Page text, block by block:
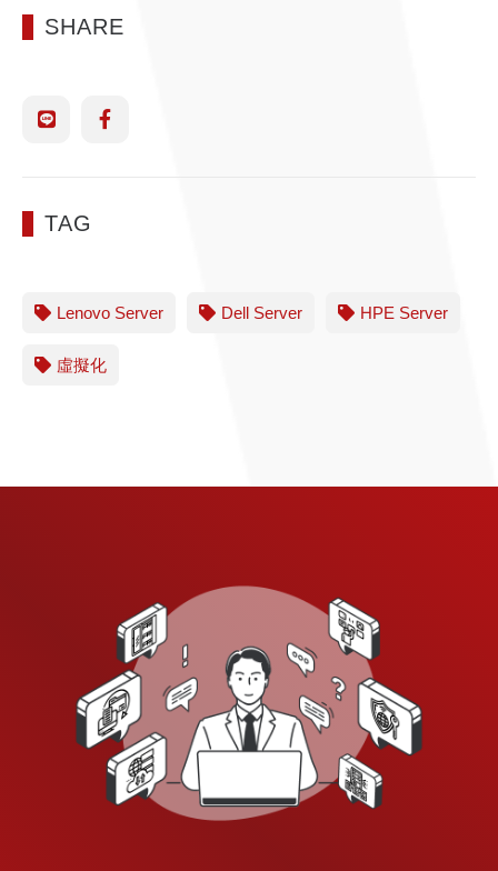
SHARE
TAG
Lenovo Server Dell Server HPE Server
虛擬化